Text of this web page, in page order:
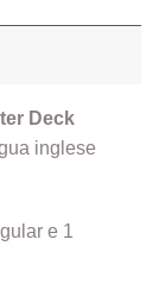
Deck
inglese
e 1